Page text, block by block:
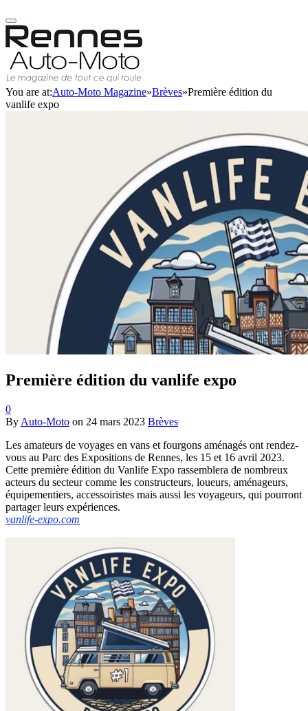
You are at:Auto-Moto Magazine»Brèves»Première édition du
vanlife expo
Première édition du vanlife expo
0
By Auto-Moto on 24 mars 2023 Brèves
Les amateurs de voyages en vans et fourgons aménagés ont rendez-
vous au Parc des Expositions de Rennes, les 15 et 16 avril 2023.
Cette première édition du Vanlife Expo rassemblera de nombreux
acteurs du secteur comme les constructeurs, loueurs, aménageurs,
équipementiers, accessoiristes mais aussi les voyageurs, qui pourront
partager leurs expériences.
vanlife-expo.com